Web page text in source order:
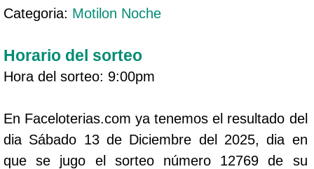
Categoria: Motilon Noche
Horario del sorteo
Hora del sorteo: 9:00pm
En Faceloterias.com ya tenemos el resultado del
dia Sábado 13 de Diciembre del 2025, dia en
que se jugo el sorteo número 12769 de su